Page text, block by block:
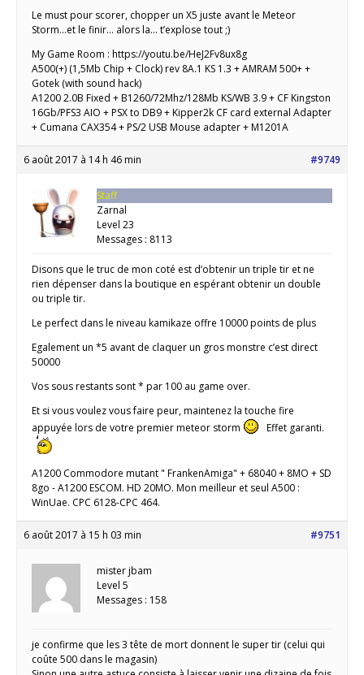
Le must pour scorer, chopper un X5 juste avant le Meteor
Storm…et le finir… alors la… t’explose tout ;)
My Game Room : https://youtu.be/HeJ2Fv8ux8g
A500(+) (1,5Mb Chip + Clock) rev 8A.1 KS 1.3 + AMRAM 500+ +
Gotek (with sound hack)
A1200 2.0B Fixed + B1260/72Mhz/128Mb KS/WB 3.9 + CF Kingston
16Gb/PFS3 AIO + PSX to DB9 + Kipper2k CF card external Adapter
+ Cumana CAX354 + PS/2 USB Mouse adapter + M1201A
6 août 2017 à 14 h 46 min #9749
Staff
Zarnal
Level 23
Messages : 8113
Disons que le truc de mon coté est d’obtenir un triple tir et ne
rien dépenser dans la boutique en espérant obtenir un double
ou triple tir.
Le perfect dans le niveau kamikaze offre 10000 points de plus
Egalement un *5 avant de claquer un gros monstre c’est direct
50000
Vos sous restants sont * par 100 au game over.
Et si vous voulez vous faire peur, maintenez la touche fire
appuyée lors de votre premier meteor storm
Effet garanti.
A1200 Commodore mutant " FrankenAmiga" + 68040 + 8MO + SD
8go - A1200 ESCOM. HD 20MO. Mon meilleur et seul A500 :
WinUae. CPC 6128-CPC 464.
6 août 2017 à 15 h 03 min #9751
mister jbam
Level 5
Messages : 158
je confirme que les 3 tête de mort donnent le super tir (celui qui
coûte 500 dans le magasin)